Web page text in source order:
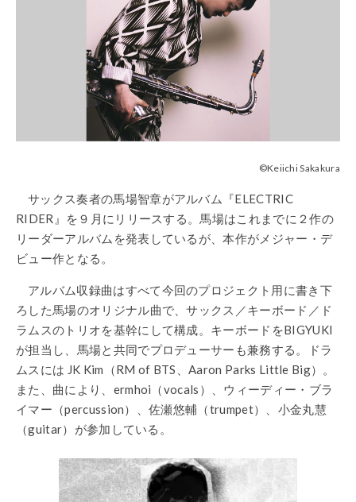
©️Keiichi Sakakura
サックス奏者の馬場智章がアルバム『ELECTRIC
RIDER』を９月にリリースする。馬場はこれまでに２作の
リーダーアルバムを発表しているが、本作がメジャー・デ
ビュー作となる。
アルバム収録曲はすべて今回のプロジェクト用に書き下
ろした馬場のオリジナル曲で、サックス／キーボード／ド
ラムスのトリオを基幹にして構成。キーボードをBIGYUKI
が担当し、馬場と共同でプロデューサーも兼務する。ドラ
ムスには JK Kim（RM of BTS、Aaron Parks Little Big）。
また、曲により、ermhoi（vocals）、ウィーディー・ブラ
イマー（percussion）、佐瀬悠輔（trumpet）、小金丸慧
（guitar）が参加している。